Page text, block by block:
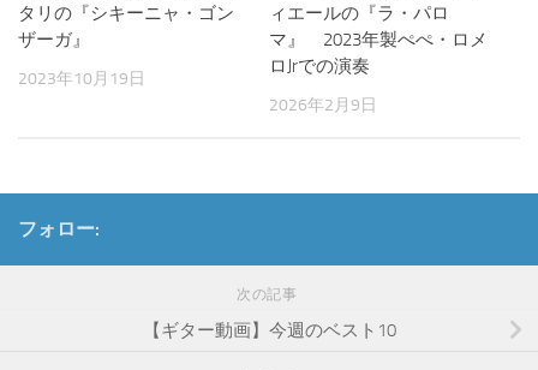
タリの『シキーニャ・ゴン
ザーガ』
2023年10月19日
ィエールの『ラ・パロ
マ』 2023年製ぺぺ・ロメ
ロJrでの演奏
2026年2月9日
フォロー:
次の記事
【ギター動画】今週のベスト10